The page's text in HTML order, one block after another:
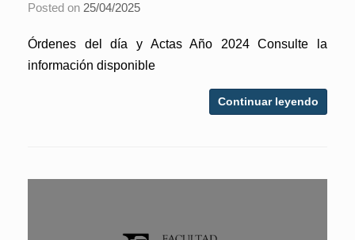
Posted on 25/04/2025
Órdenes del día y Actas Año 2024 Consulte la
información disponible
Continuar leyendo